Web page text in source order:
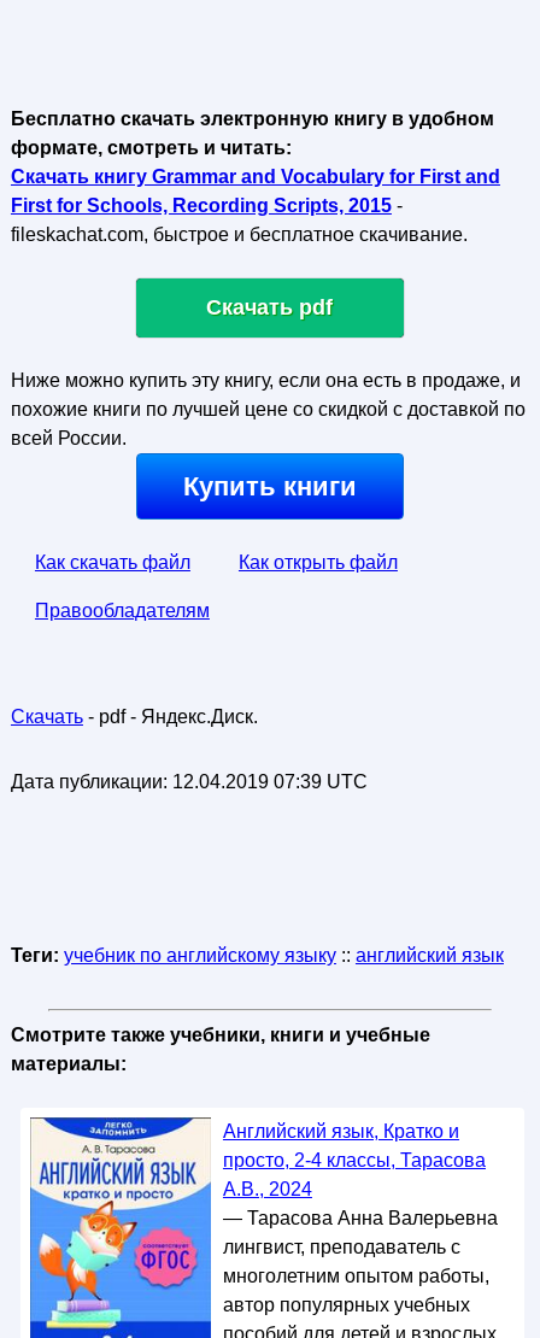
Бесплатно скачать электронную книгу в удобном
формате, смотреть и читать:
Скачать книгу Grammar and Vocabulary for First and
First for Schools, Recording Scripts, 2015-
fileskachat.com, быстрое и бесплатное скачивание.
Скачать pdf
Ниже можно купить эту книгу, если она есть в продаже, и
похожие книги по лучшей цене со скидкой с доставкой по
всей России.
Купить книги
Как скачать файл Как открыть файл
Правообладателям
Скачать- pdf - Яндекс.Диск.
Дата публикации: 12.04.2019 07:39 UTC
Теги: учебник по английскому языку:: английский язык
Смотрите также учебники, книги и учебные
материалы:
Английский язык, Кратко и
просто, 2-4 классы, Тарасова
А.В., 2024
— Тарасова Анна Валерьевна
лингвист, преподаватель с
многолетним опытом работы,
автор популярных учебных
пособий для детей и взрослых.